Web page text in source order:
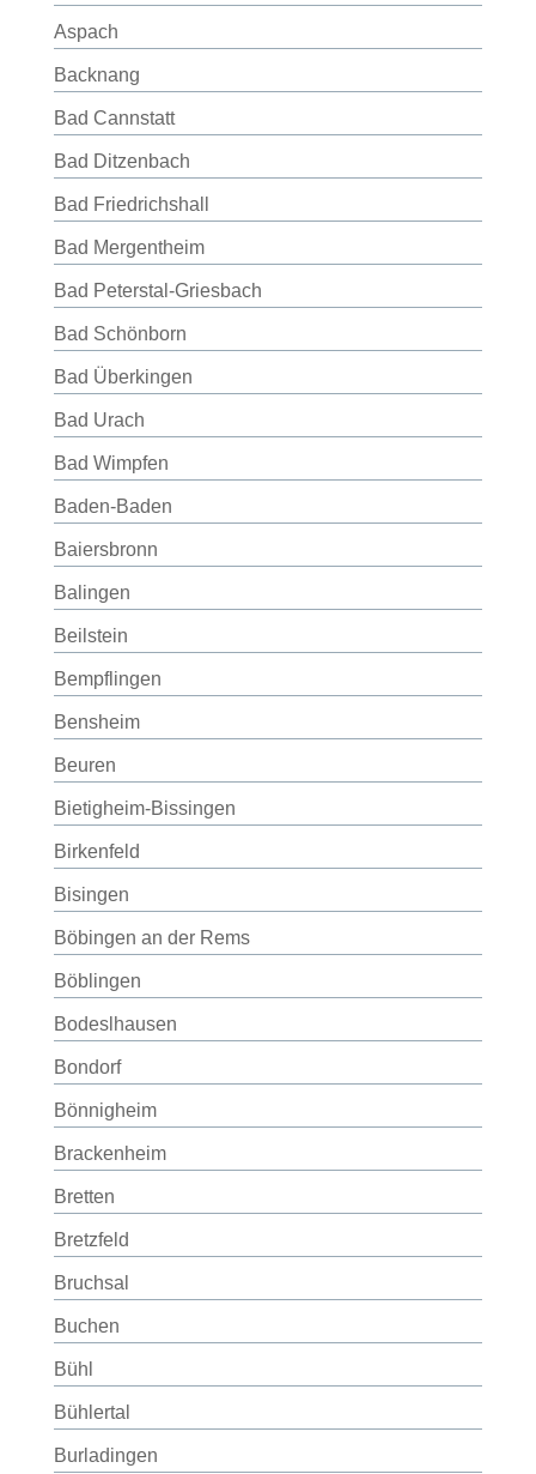
Aspach
Backnang
Bad Cannstatt
Bad Ditzenbach
Bad Friedrichshall
Bad Mergentheim
Bad Peterstal-Griesbach
Bad Schönborn
Bad Überkingen
Bad Urach
Bad Wimpfen
Baden-Baden
Baiersbronn
Balingen
Beilstein
Bempflingen
Bensheim
Beuren
Bietigheim-Bissingen
Birkenfeld
Bisingen
Böbingen an der Rems
Böblingen
Bodeslhausen
Bondorf
Bönnigheim
Brackenheim
Bretten
Bretzfeld
Bruchsal
Buchen
Bühl
Bühlertal
Burladingen